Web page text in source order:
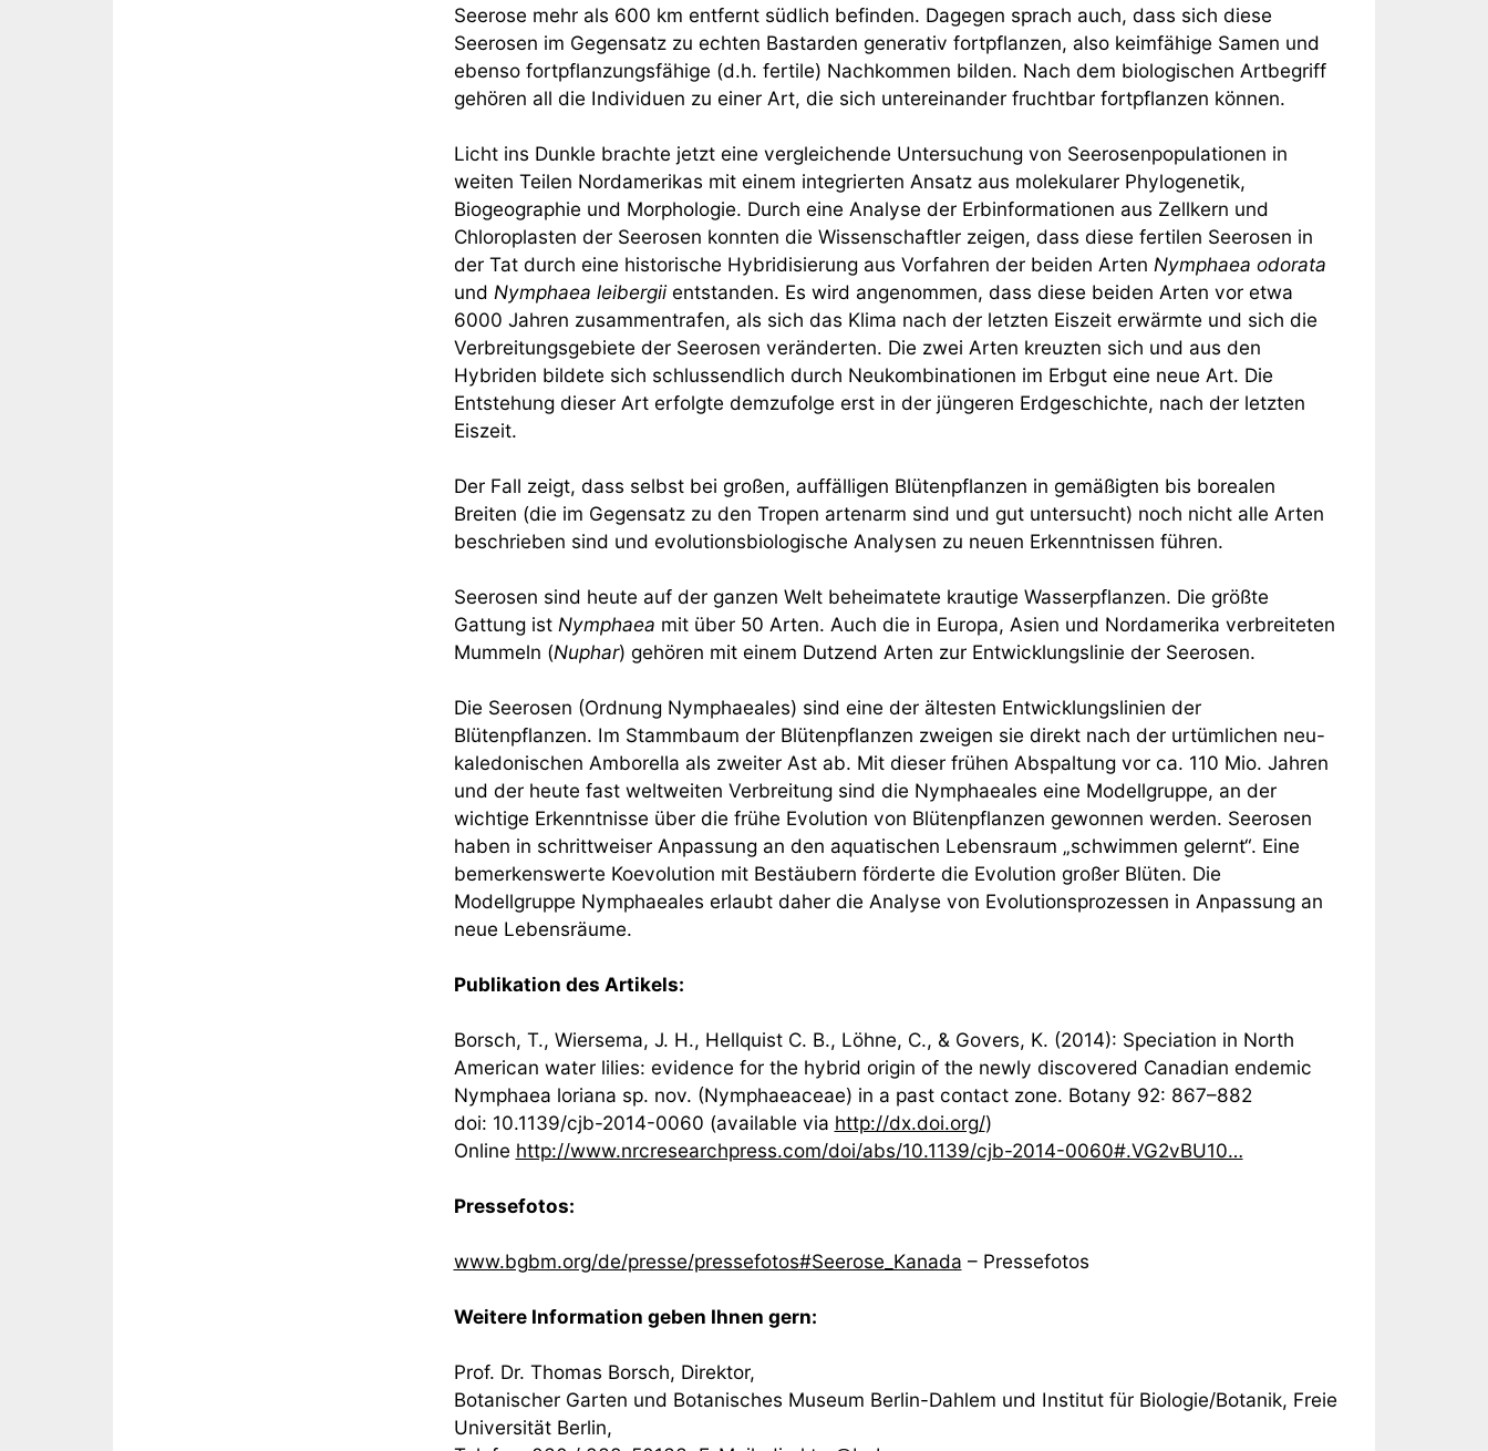
Seerose mehr als 600 km entfernt südlich befinden. Dagegen sprach auch, dass sich diese
Seerosen im Gegensatz zu echten Bastarden generativ fortpflanzen, also keimfähige Samen und
ebenso fortpflanzungsfähige (d.h. fertile) Nachkommen bilden. Nach dem biologischen Artbegriff
gehören all die Individuen zu einer Art, die sich untereinander fruchtbar fortpflanzen können.
Licht ins Dunkle brachte jetzt eine vergleichende Untersuchung von Seerosenpopulationen in
weiten Teilen Nordamerikas mit einem integrierten Ansatz aus molekularer Phylogenetik,
Biogeographie und Morphologie. Durch eine Analyse der Erbinformationen aus Zellkern und
Chloroplasten der Seerosen konnten die Wissenschaftler zeigen, dass diese fertilen Seerosen in
der Tat durch eine historische Hybridisierung aus Vorfahren der beiden Arten Nymphaea odorata
und Nymphaea leibergiientstanden. Es wird angenommen, dass diese beiden Arten vor etwa
6000 Jahren zusammentrafen, als sich das Klima nach der letzten Eiszeit erwärmte und sich die
Verbreitungsgebiete der Seerosen veränderten. Die zwei Arten kreuzten sich und aus den
Hybriden bildete sich schlussendlich durch Neukombinationen im Erbgut eine neue Art. Die
Entstehung dieser Art erfolgte demzufolge erst in der jüngeren Erdgeschichte, nach der letzten
Eiszeit.
Der Fall zeigt, dass selbst bei großen, auffälligen Blütenpflanzen in gemäßigten bis borealen
Breiten (die im Gegensatz zu den Tropen artenarm sind und gut untersucht) noch nicht alle Arten
beschrieben sind und evolutionsbiologische Analysen zu neuen Erkenntnissen führen.
Seerosen sind heute auf der ganzen Welt beheimatete krautige Wasserpflanzen. Die größte
Gattung ist Nymphaea mit über 50 Arten. Auch die in Europa, Asien und Nordamerika verbreiteten
Mummeln (Nuphar) gehören mit einem Dutzend Arten zur Entwicklungslinie der Seerosen.
Die Seerosen (Ordnung Nymphaeales) sind eine der ältesten Entwicklungslinien der
Blütenpflanzen. Im Stammbaum der Blütenpflanzen zweigen sie direkt nach der urtümlichen neu-
kaledonischen Amborella als zweiter Ast ab. Mit dieser frühen Abspaltung vor ca. 110 Mio. Jahren
und der heute fast weltweiten Verbreitung sind die Nymphaeales eine Modellgruppe, an der
wichtige Erkenntnisse über die frühe Evolution von Blütenpflanzen gewonnen werden. Seerosen
haben in schrittweiser Anpassung an den aquatischen Lebensraum „schwimmen gelernt“. Eine
bemerkenswerte Koevolution mit Bestäubern förderte die Evolution großer Blüten. Die
Modellgruppe Nymphaeales erlaubt daher die Analyse von Evolutionsprozessen in Anpassung an
neue Lebensräume.
Publikation des Artikels:
Borsch, T., Wiersema, J. H., Hellquist C. B., Löhne, C., & Govers, K. (2014): Speciation in North
American water lilies: evidence for the hybrid origin of the newly discovered Canadian endemic
Nymphaea loriana sp. nov. (Nymphaeaceae) in a past contact zone. Botany 92: 867–882
doi: 10.1139/cjb-2014-0060 (available via http://dx.doi.org/)
Online http://www.nrcresearchpress.com/doi/abs/10.1139/cjb-2014-0060#.VG2vBU10…
Pressefotos:
www.bgbm.org/de/presse/pressefotos#Seerose_Kanada – Pressefotos
Weitere Information geben Ihnen gern:
Prof. Dr. Thomas Borsch, Direktor,
Botanischer Garten und Botanisches Museum Berlin-Dahlem und Institut für Biologie/Botanik, Freie
Universität Berlin,